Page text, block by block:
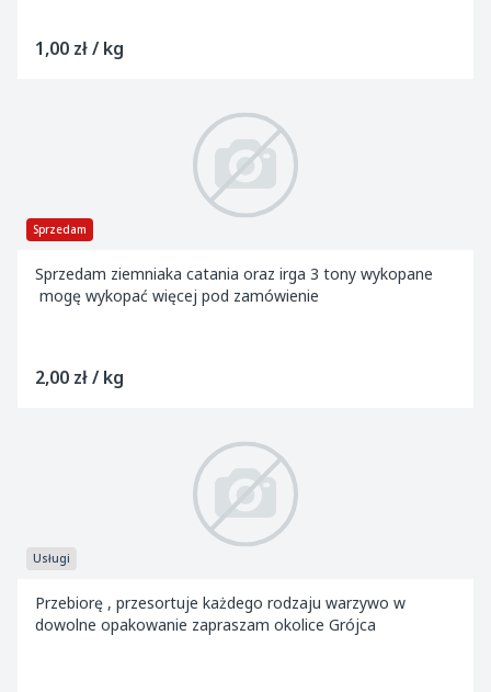
1,00 zł / kg
Sprzedam
Sprzedam ziemniaka catania oraz irga 3 tony wykopane
mogę wykopać więcej pod zamówienie
2,00 zł / kg
Usługi
Przebiorę , przesortuje każdego rodzaju warzywo w
dowolne opakowanie zapraszam okolice Grójca